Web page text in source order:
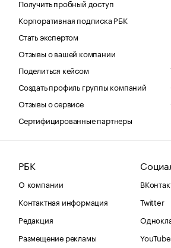
Получить пробный доступ
Корпоративная подписка РБК
Стать экспертом
Отзывы о вашей компании
Поделиться кейсом
Создать профиль группы компаний
Отзывы о сервисе
Сертифицированные партнеры
РБК
О компании
Контактная информация
Редакция
Размещение рекламы
Twitter
YouTube